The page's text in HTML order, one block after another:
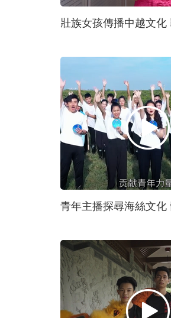
壯族女孩傳播中越文化
青年主播探尋海絲文化